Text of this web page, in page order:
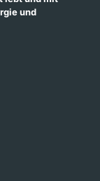
und